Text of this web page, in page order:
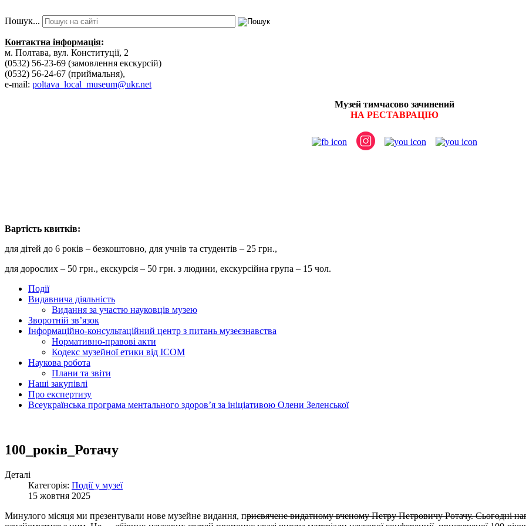
Пошук...
Контактна інформація:
м. Полтава, вул. Конституції, 2
(0532) 56-23-69 (замовлення екскурсій)
(0532) 56-24-67 (приймальня),
e-mail: poltava_local_museum@ukr.net
Музей тимчасово зачинений
НА РЕСТАВРАЦІЮ
Вартість квитків:
для дітей до 6 років – безкоштовно, для учнів та студентів – 25 грн.,
для дорослих – 50 грн., екскурсія – 50 грн. з людини, екскурсійна група – 15 чол.
Події
Видавнича діяльність
Видання за участю науковців музею
Зворотній зв’язок
Інформаційно-консультаційний центр з питань музеєзнавства
Нормативно-правові акти
Кодекс музейної етики від ІСОМ
Наукова робота
Плани та звіти
Наші закупівлі
Про експертизу
Всеукраїнська програма ментального здоров’я за ініціативою Олени Зеленської
100_років_Ротачу
Деталі
Категорія: Події у музеї
15 жовтня 2025
Минулого місяця ми презентували нове музейне видання, присвячене видатному вченому Петру Петровичу Ротачу. Сьогодні